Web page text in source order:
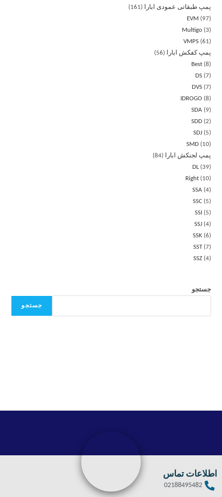
پمپ طبقاتی عمودی ابارا
161
EVM
97
Multigo 3
VMPS 61
پمپ کفکش ابارا
56
Best 8
DS 7
DVS 7
IDROGO
8
SDA
9
SDD 2
SDJ
5
SMD
10
پمپ لجنکش ابارا
84
DL 39
Right
10
SSA 4
SSC
5
SSI
5
SSJ 4
SSK 6
SST 7
SSZ 4
جستجو
جستجو
اطلاعات تماس
02188495482